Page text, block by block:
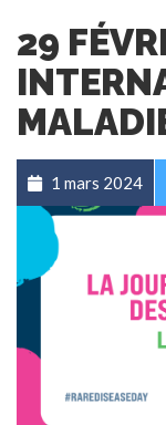
29
1 mars 2024